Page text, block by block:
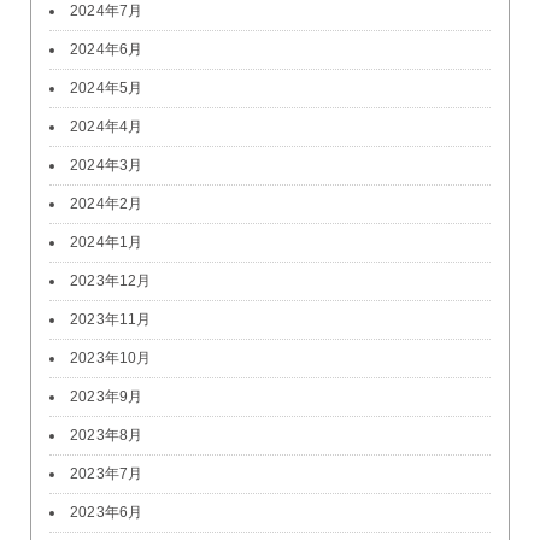
2024年7月
2024年6月
2024年5月
2024年4月
2024年3月
2024年2月
2024年1月
2023年12月
2023年11月
2023年10月
2023年9月
2023年8月
2023年7月
2023年6月